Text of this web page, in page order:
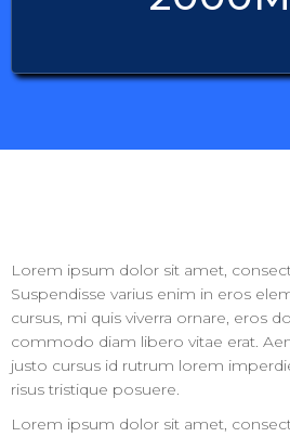
Lorem ipsum dolor sit amet,
Suspendisse varius enim in eros
cursus, mi quis viverra ornare, eros
commodo diam libero vitae erat.
justo cursus id rutrum lorem
risus tristique posuere.
Lorem ipsum dolor sit amet,